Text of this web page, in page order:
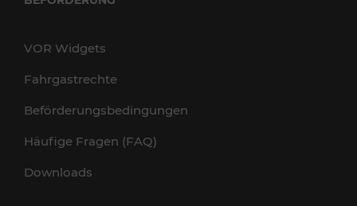
VOR Widgets
Fahrgastrechte
Beförderungsbedingungen
Häufige Fragen (FAQ)
Downloads